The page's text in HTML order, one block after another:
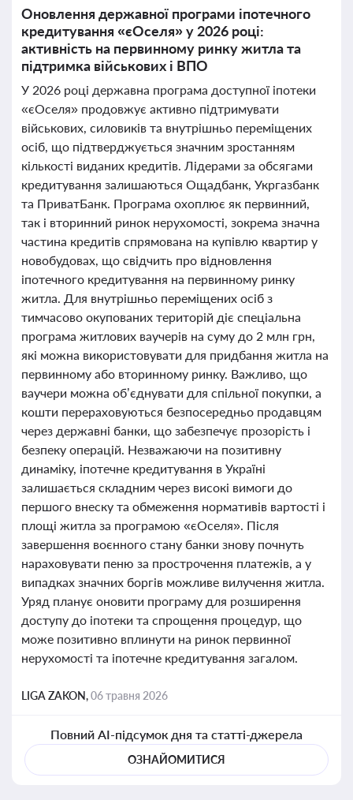
Оновлення державної програми іпотечного
кредитування «єОселя» у 2026 році:
активність на первинному ринку житла та
підтримка військових і ВПО
У 2026 році державна програма доступної іпотеки
«єОселя» продовжує активно підтримувати
військових, силовиків та внутрішньо переміщених
осіб, що підтверджується значним зростанням
кількості виданих кредитів. Лідерами за обсягами
кредитування залишаються Ощадбанк, Укргазбанк
та ПриватБанк. Програма охоплює як первинний,
так і вторинний ринок нерухомості, зокрема значна
частина кредитів спрямована на купівлю квартир у
новобудовах, що свідчить про відновлення
іпотечного кредитування на первинному ринку
житла. Для внутрішньо переміщених осіб з
тимчасово окупованих територій діє спеціальна
програма житлових ваучерів на суму до 2 млн грн,
які можна використовувати для придбання житла на
первинному або вторинному ринку. Важливо, що
ваучери можна об’єднувати для спільної покупки, а
кошти перераховуються безпосередньо продавцям
через державні банки, що забезпечує прозорість і
безпеку операцій. Незважаючи на позитивну
динаміку, іпотечне кредитування в Україні
залишається складним через високі вимоги до
першого внеску та обмеження нормативів вартості і
площі житла за програмою «єОселя». Після
завершення воєнного стану банки знову почнуть
нараховувати пеню за прострочення платежів, а у
випадках значних боргів можливе вилучення житла.
Уряд планує оновити програму для розширення
доступу до іпотеки та спрощення процедур, що
може позитивно вплинути на ринок первинної
нерухомості та іпотечне кредитування загалом.
LIGA ZAKON,06 травня 2026
Повний AI-підсумок дня та статті-джерела
ОЗНАЙОМИТИСЯ